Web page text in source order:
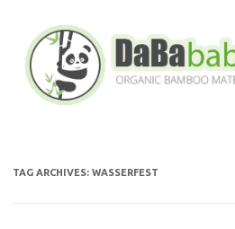
content
TAG ARCHIVES: WASSERFEST